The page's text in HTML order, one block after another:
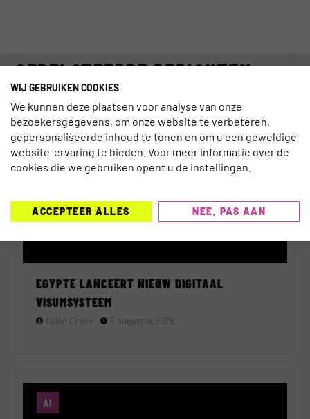
GERELATEERDE BERICHTEN
TECHNOLOGIE
EGYPTE LANCEERT NIEUW DIGITAAL
VISUMSYSTEEM
Dylan Cinjee 5 augustus 2026
AI
WIJ GEBRUIKEN COOKIES
We kunnen deze plaatsen voor analyse van onze
bezoekersgegevens, om onze website te verbeteren,
gepersonaliseerde inhoud te tonen en om u een geweldige
website-ervaring te bieden. Voor meer informatie over de
cookies die we gebruiken opent u de instellingen.
ACCEPTEER ALLES NEE, PAS AAN